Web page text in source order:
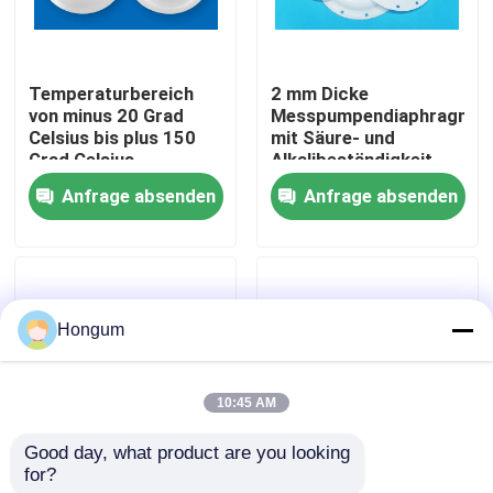
Qualitätskontrolle
Neuigkeiten
Bitte um ein Angebot
Gummimembrandichtungen
Ventil-Gummimembran
Temperaturbereich
von minus 20 Grad
Celsius bis plus 150
Grad Celsius
Membranmesspumpe,
die eine Lebensdauer
von 1000000 Mal für
Anfrage absenden
2 mm Dicke
Messpumpendiaphragma
mit Säure- und
Alkalibeständigkeit
und langen
Lebensdauer
Anfrage absenden
Durchflussrate bis zu
Hongum
10:45 AM
Good day, what product are you looking
for?